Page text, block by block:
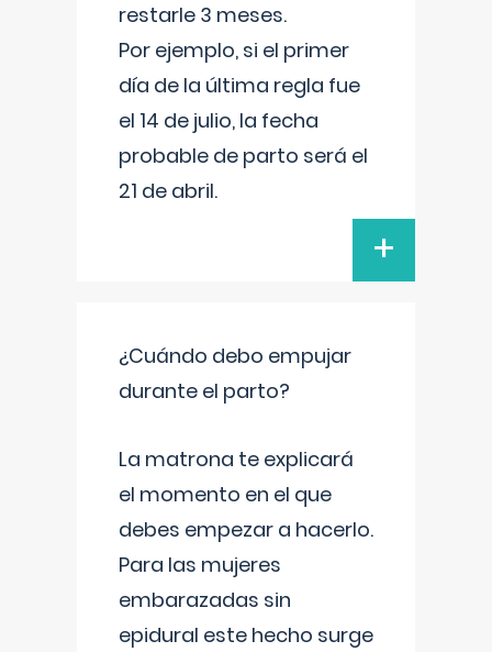
restarle 3 meses.
Por ejemplo, si el primer
día de la última regla fue
el 14 de julio, la fecha
probable de parto será el
21 de abril.
+
¿Cuándo debo empujar
durante el parto?
La matrona te explicará
el momento en el que
debes empezar a hacerlo.
Para las mujeres
embarazadas sin
epidural este hecho surge